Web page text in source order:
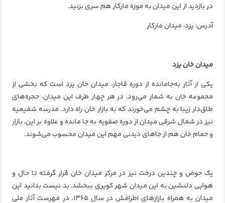
در بازدید از این میدان به موزه مارکار هم سری بزنید.
آدرس: یزد، میدان مارکار
میدان خان یزد
یکی از آثار به‌جامانده از دوره قاجار، میدان خان یزد است که بخشی از
مجموعه خان به شمار می‌رود. در هر چهار طرف این میدان، حجره‌های
طاق‌دار زیبا به چشم می‌خورند که به بازار خان راه دارد. مدرسه شفیعیه
نیز در شمال شرقی میدان از دوره صفویه به جا مانده و علاوه بر این، بازار
و حمام خان هم از جاهای دیدنی مهم این میدان محسوب می‌شوند.
یک حوض و چندین درخت نیز در مرکز میدان خان قرار گرفته تا حال و
هوایی دلنشین به این میدان شهر کویری ببخشد. بد نیست بدانید این
میدان به همراه بازارهای اطرافش در سال ۱۳۶۵، در فهرست آثار ملی